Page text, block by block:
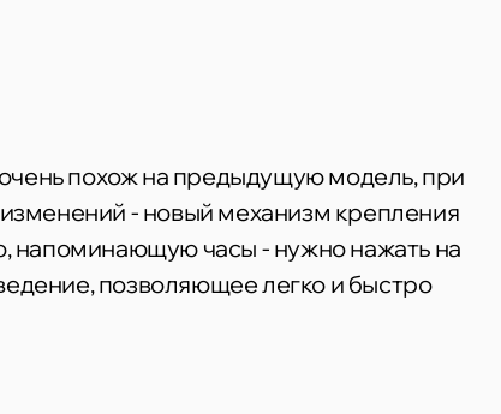
похож на предыдущую модель, при
- новый механизм крепления
напоминающую часы - нужно нажать на
позволяющее легко и быстро